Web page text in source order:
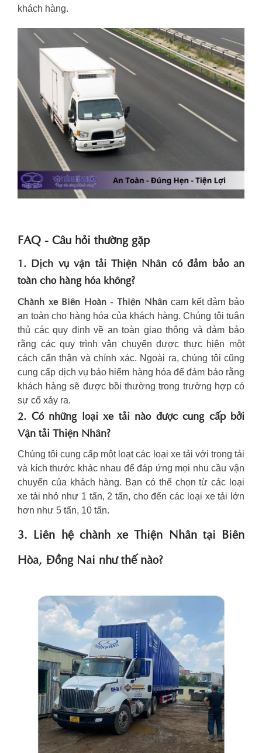
khách hàng.
FAQ - Câu hỏi thường gặp
1. Dịch vụ vận tải Thiện Nhân có đảm bảo an
toàn cho hàng hóa không?
Chành xe Biên Hoàn - Thiện Nhâncam kết đảm bảo
an toàn cho hàng hóa của khách hàng. Chúng tôi tuân
thủ các quy định về an toàn giao thông và đảm bảo
rằng các quy trình vận chuyển được thực hiện một
cách cẩn thận và chính xác. Ngoài ra, chúng tôi cũng
cung cấp dịch vụ bảo hiểm hàng hóa để đảm bảo rằng
khách hàng sẽ được bồi thường trong trường hợp có
sự cố xảy ra.
2. Có những loại xe tải nào được cung cấp bởi
Vận tải Thiện Nhân?
Chúng tôi cung cấp một loạt các loại xe tải với trọng tải
và kích thước khác nhau để đáp ứng mọi nhu cầu vận
chuyển của khách hàng. Bạn có thể chọn từ các loại
xe tải nhỏ như 1 tấn, 2 tấn, cho đến các loại xe tải lớn
hơn như 5 tấn, 10 tấn.
3. Liên hệ chành xe Thiện Nhân tại Biên
Hòa, Đồng Nai như thế nào?